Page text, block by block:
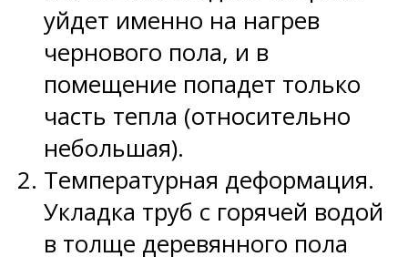
уйдет именно на нагрев
чернового пола, и в
помещение попадет только
часть тепла (относительно
небольшая).
Температурная деформация.
Укладка труб с горячей водой
в толще деревянного пола